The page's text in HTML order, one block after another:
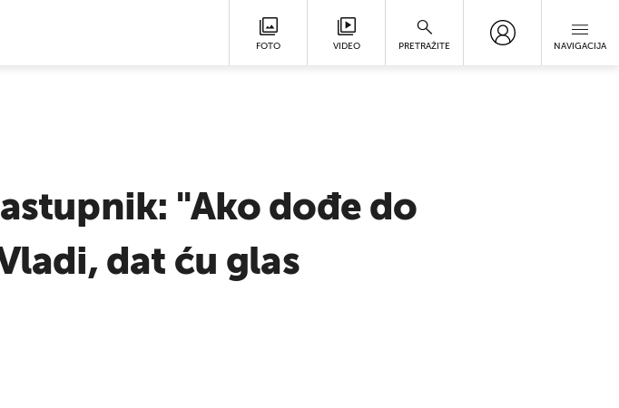
FOTO VIDEO PRETRAŽITE NAVIGACIJA
"Ako dođe do
dat ću glas